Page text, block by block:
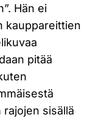
Hän ei
kauppareittien
pitää
sisällä